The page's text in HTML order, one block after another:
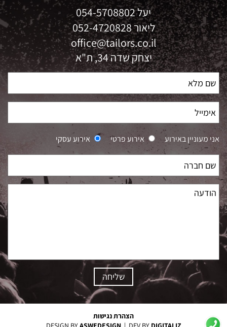
יעל054-5708802
ליאור052-4720828
office@tailors.co.il
יצחק שדה 34, ת"א
אירוע עסקי אירוע פרטי אני מעוניין באירוע
הצהרת נגישות